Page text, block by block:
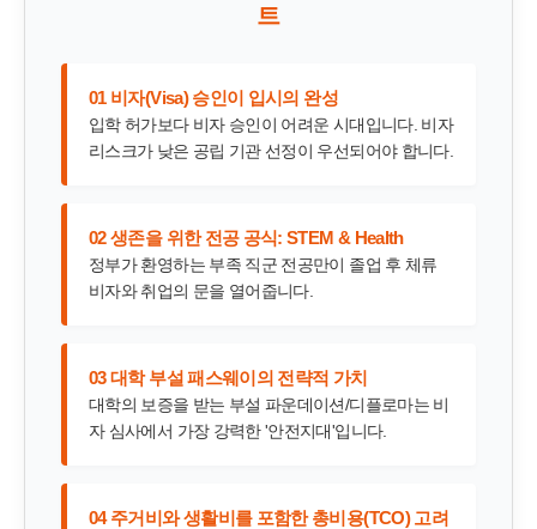
트
01 비자(Visa) 승인이 입시의 완성
입학 허가보다 비자 승인이 어려운 시대입니다. 비자
리스크가 낮은 공립 기관 선정이 우선되어야 합니다.
02 생존을 위한 전공 공식: STEM & Health
정부가 환영하는 부족 직군 전공만이 졸업 후 체류
비자와 취업의 문을 열어줍니다.
03 대학 부설 패스웨이의 전략적 가치
대학의 보증을 받는 부설 파운데이션/디플로마는 비
자 심사에서 가장 강력한 '안전지대'입니다.
04 주거비와 생활비를 포함한 총비용(TCO) 고려